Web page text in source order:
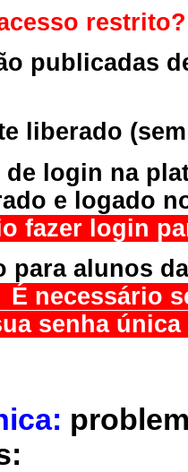
restrito?
publicadas
liberado
login na
e logado
fazer login
para alunos
É necessário
senha